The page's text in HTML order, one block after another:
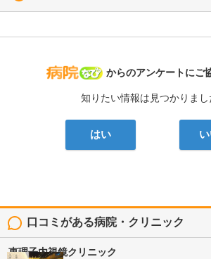
病院なび
からのアンケートにご
知りたい情報は見つかりま
はい い
口コミがある病院・クリニック
恵理子内視鏡クリニック